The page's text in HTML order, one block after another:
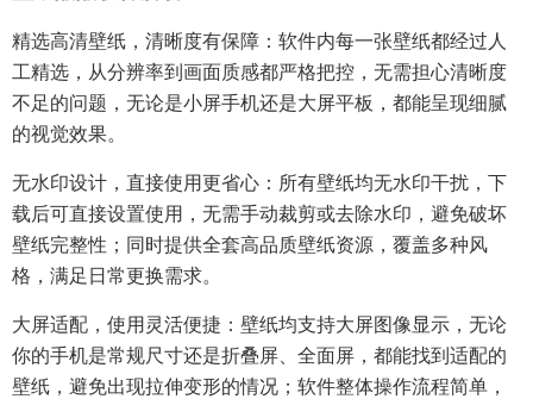
精选高清壁纸，清晰度有保障：软件内每一张壁纸都经过人
工精选，从分辨率到画面质感都严格把控，无需担心清晰度
不足的问题，无论是小屏手机还是大屏平板，都能呈现细腻
的视觉效果。​
无水印设计，直接使用更省心：所有壁纸均无水印干扰，下
载后可直接设置使用，无需手动裁剪或去除水印，避免破坏
壁纸完整性；同时提供全套高品质壁纸资源，覆盖多种风
格，满足日常更换需求。​
大屏适配，使用灵活便捷：壁纸均支持大屏图像显示，无论
你的手机是常规尺寸还是折叠屏、全面屏，都能找到适配的
壁纸，避免出现拉伸变形的情况；软件整体操作流程简单，